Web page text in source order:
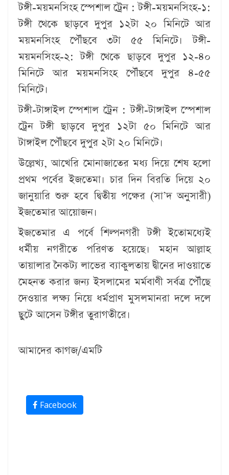
টঙ্গী-ময়মনসিংহ স্পেশাল ট্রেন : টঙ্গী-ময়মনসিংহ-১:
টঙ্গী থেকে ছাড়বে দুপুর ১২টা ২০ মিনিটে আর
ময়মনসিংহ পৌঁছবে ৩টা ৫৫ মিনিটে। টঙ্গী-
ময়মনসিংহ-২: টঙ্গী থেকে ছাড়বে দুপুর ১২-৪০
মিনিটে আর ময়মনসিংহ পৌঁছবে দুপুর ৪-৫৫
মিনিটে।
টঙ্গী-টাঙ্গাইল স্পেশাল ট্রেন : টঙ্গী-টাঙ্গাইল স্পেশাল
ট্রেন টঙ্গী ছাড়বে দুপুর ১২টা ৫০ মিনিটে আর
টাঙ্গাইল পৌঁছবে দুপুর ২টা ২০ মিনিটে।
উল্লেখ্য, আখেরি মোনাজাতের মধ্য দিয়ে শেষ হলো
প্রথম পর্বের ইজতেমা। চার দিন বিরতি দিয়ে ২০
জানুয়ারি শুরু হবে দ্বিতীয় পক্ষের (সা’দ অনুসারী)
ইজতেমার আয়োজন।
ইজতেমার এ পর্বে শিল্পনগরী টঙ্গী ইতোমধ্যেই
ধর্মীয় নগরীতে পরিণত হয়েছে। মহান আল্লাহ
তায়ালার নৈকট্য লাভের ব্যাকুলতায় দ্বীনের দাওয়াতে
মেহনত করার জন্য ইসলামের মর্মবাণী সর্বত্র পৌঁছে
দেওয়ার লক্ষ্য নিয়ে ধর্মপ্রাণ মুসলমানরা দলে দলে
ছুটে আসেন টঙ্গীর তুরাগতীরে।
আমাদের কাগজ/এমটি
Facebook